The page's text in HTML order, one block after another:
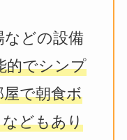
などの設備
的でシンプ
で朝食ボ
どもあり